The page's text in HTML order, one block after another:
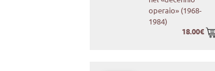
operaio» (1968-
1984)
18.00€